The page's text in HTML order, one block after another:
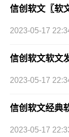
信创软文〖软
2023-05-17
信创软文软文
2023-05-17
信创软文经典
2023-05-17